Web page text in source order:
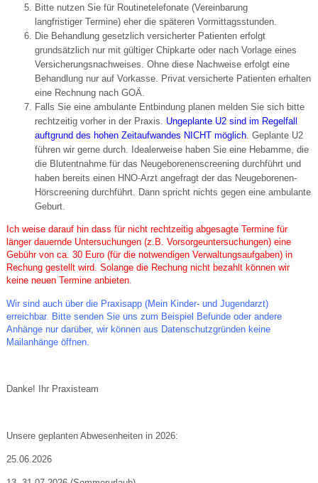
Bitte nutzen Sie für Routinetelefonate (Vereinbarung
langfristiger Termine) eher die späteren Vormittagsstunden.
Die Behandlung gesetzlich versicherter Patienten erfolgt
grundsätzlich nur mit gültiger Chipkarte oder nach Vorlage eines
Versicherungsnachweises. Ohne diese Nachweise erfolgt eine
Behandlung nur auf Vorkasse. Privat versicherte Patienten erhalten
eine Rechnung nach GOÄ.
Falls Sie eine ambulante Entbindung planen melden Sie sich bitte
rechtzeitig vorher in der Praxis. Ungeplante U2 sind im Regelfall
auftgrund des hohen Zeitaufwandes NICHT möglich. Geplante U2
führen wir gerne durch. Idealerweise haben Sie eine Hebamme, die
die Blutentnahme für das Neugeborenenscreening durchführt und
haben bereits einen HNO-Arzt angefragt der das Neugeborenen-
Hörscreening durchführt. Dann spricht nichts gegen eine ambulante
Geburt.
Ich weise darauf hin dass für nicht rechtzeitig abgesagte Termine für
länger dauernde Untersuchungen (z.B. Vorsorgeuntersuchungen) eine
Gebühr von ca. 30 Euro (für die notwendigen Verwaltungsaufgaben) in
Rechung gestellt wird. Solange die Rechung nicht bezahlt können wir
keine neuen Termine anbieten.
Wir sind auch über die Praxisapp (Mein Kinder- und Jugendarzt)
erreichbar. Bitte senden Sie uns zum Beispiel Befunde oder andere
Anhänge nur darüber, wir können aus Datenschutzgründen keine
Mailanhänge öffnen.
Danke! Ihr Praxisteam
Unsere geplanten Abwesenheiten in 2026:
25.06.2026